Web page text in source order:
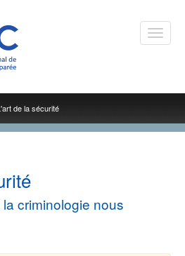
Toggle
de la sécurité
criminologie nous